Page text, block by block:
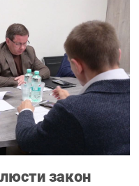
закон